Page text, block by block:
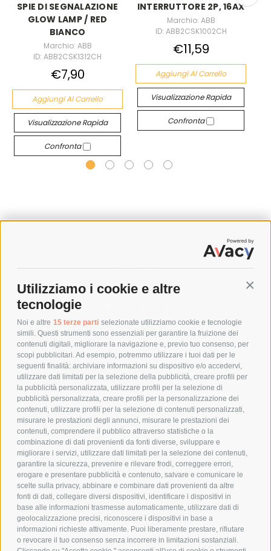
Utilizziamo i cookie e altre
tecnologie
Noi e altre 15 terze parti selezionate utilizziamo cookie e tecnologie
simili. Questi strumenti sono essenziali per garantire la fruizione dei
contenuti digitali, migliorare la navigazione e, previo tuo consenso, per
scopi pubblicitari. Ad esempio, potremmo utilizzare i tuoi dati per le
seguenti finalità: archiviare informazioni su dispositivo e/o accedervi,
utilizzare dati limitati per la selezione della pubblicità, creare profili per
la pubblicità personalizzata, utilizzare profili per la selezione di
pubblicità personalizzata, creare profili per la personalizzazione dei
contenuti, utilizzare profili per la selezione di contenuti personalizzati,
misurare le prestazioni degli annunci, misurare le prestazioni dei
contenuti, comprendere il pubblico attraverso statistiche o la
combinazione di dati provenienti da fonti diverse, sviluppare e
migliorare i servizi, utilizzare dati limitati per la selezione dei contenuti,
garantire la sicurezza, prevenire e rilevare frodi, correggere errori,
erogare e presentare pubblicità e contenuto, salvare e comunicare le
scelte sulla privacy, abbinare e combinare dati provenienti da altre
fonti di dati, collegare diversi dispositivi, identificare i dispositivi in
base alle informazioni trasmesse automaticamente, utilizzare dati di
geolocalizzazione precisi, riconoscere i dispositivi in base a
informazioni richieste attivamente. Puoi liberamente prestare, rifiutare
o revocare il tuo consenso senza incorrere in limitazioni sostanziali.
SPIE DI SEGNALAZIONE
GLOW LAMP / RED
BIANCO
Marchio: ABB
ID: ABB2CSK1312CH
€7,90
Aggiungi Al Carrello
Visualizzazione Rapida
Confronta
INTERRUTTORE 2P, 16AX
Marchio: ABB
ID: ABB2CSK1002CH
€11,59
Aggiungi Al Carrello
Visualizzazione Rapida
Confronta
SPEDIZIONI
COSTI DI SPEDIZIONE
POLITICA DI RESO
POLICY
PRIVACY POLICY
COOKIE POLICY
PAGAMENTI SICURI
AZIENDA
CHI SIAMO
MARCHI TRATTATI
CONDOMINI